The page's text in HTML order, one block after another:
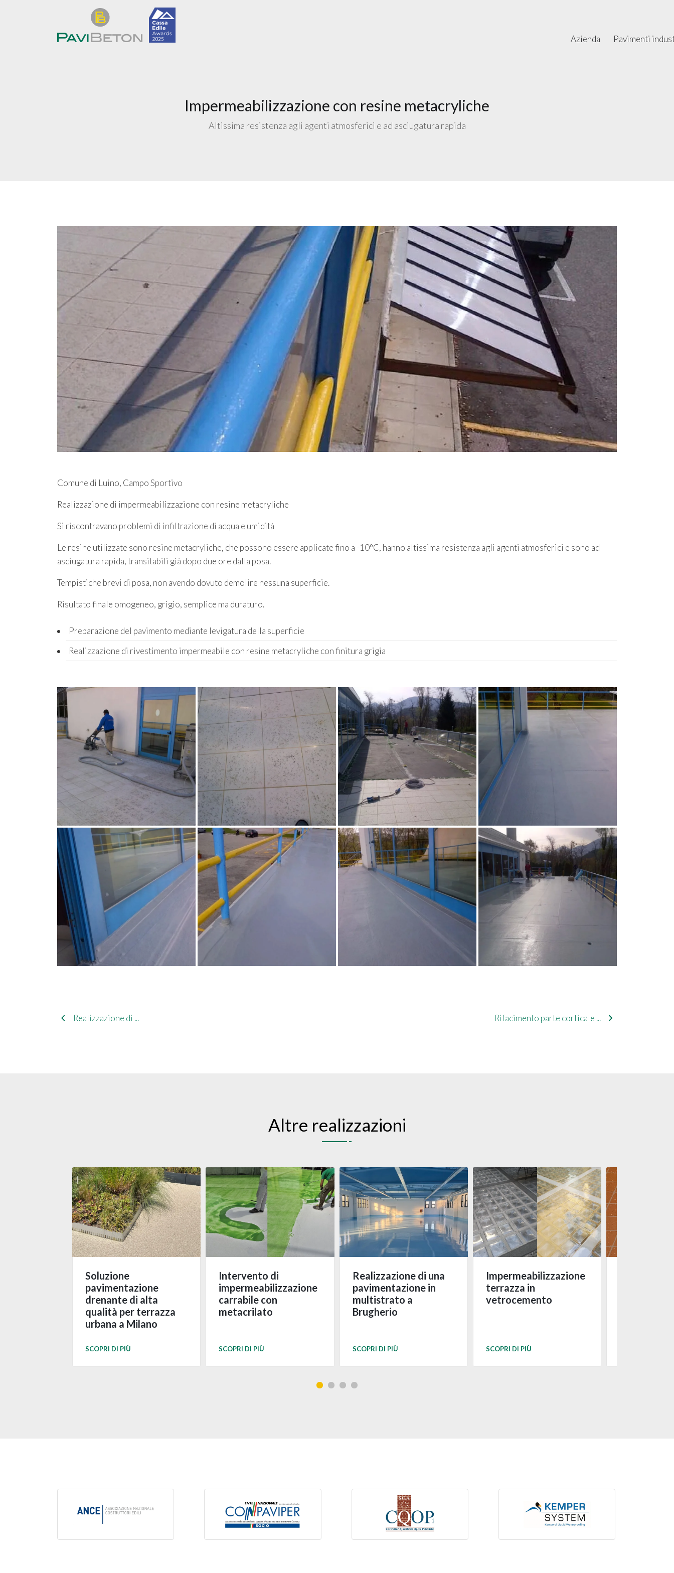
Azienda Pavimenti
Impermeabilizzazione con resine metacryliche
Altissima resistenza agli agenti atmosferici e ad asciugatura rapida
Comune di Luino, Campo Sportivo
Realizzazione di impermeabilizzazione con resine metacryliche
Si riscontravano problemi di infiltrazione di acqua e umidità
Le resine utilizzate sono resine metacryliche, che possono essere applicate fino a -10°C, hanno altissima resistenza agli agenti atmosferici e sono ad
asciugatura rapida, transitabili già dopo due ore dalla posa.
Tempistiche brevi di posa, non avendo dovuto demolire nessuna superficie.
Risultato finale omogeneo, grigio, semplice ma duraturo.
Preparazione del pavimento mediante levigatura della superficie
Realizzazione di rivestimento impermeabile con resine metacryliche con finitura grigia
navigate_before Realizzazione di ... Rifacimento parte corticale ... chevron_right
Altre realizzazioni
Soluzione
pavimentazione
drenante di alta
qualità per terrazza
urbana a Milano
SCOPRI DI PIÙ
Intervento di
impermeabilizzazione
carrabile con
metacrilato
SCOPRI DI PIÙ
Realizzazione di una
pavimentazione in
multistrato a
Brugherio
SCOPRI DI PIÙ
Impermeabilizzazione
terrazza in
vetrocemento
SCOPRI DI PIÙ